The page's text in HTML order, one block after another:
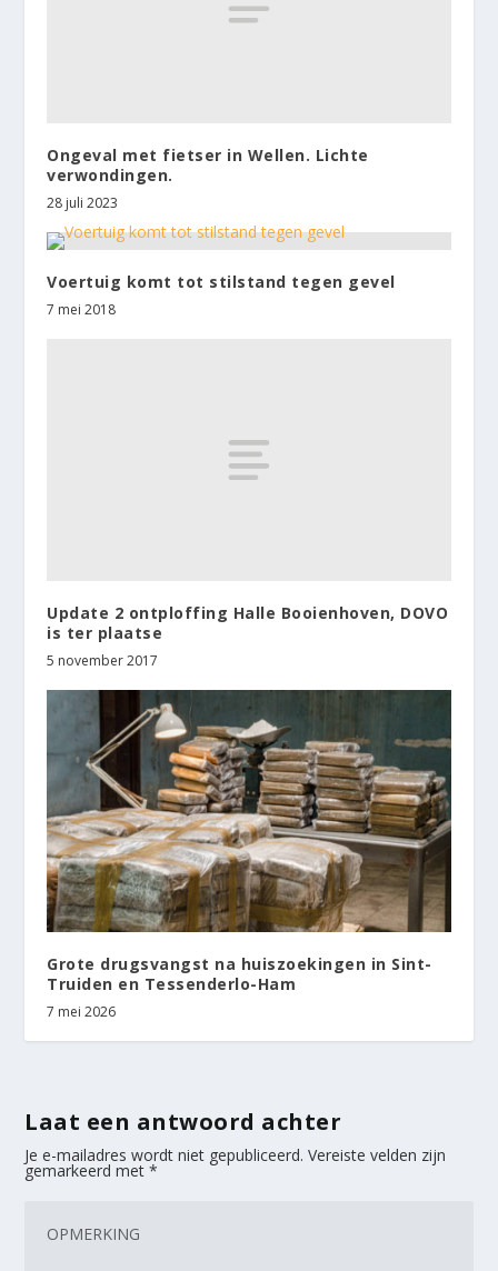
Ongeval met fietser in Wellen. Lichte
verwondingen.
28 juli 2023
Voertuig komt tot stilstand tegen gevel
7 mei 2018
Update 2 ontploffing Halle Booienhoven, DOVO
is ter plaatse
5 november 2017
Grote drugsvangst na huiszoekingen in Sint-
Truiden en Tessenderlo-Ham
7 mei 2026
Laat een antwoord achter
Je e-mailadres wordt niet gepubliceerd. Vereiste velden zijn
gemarkeerd met*